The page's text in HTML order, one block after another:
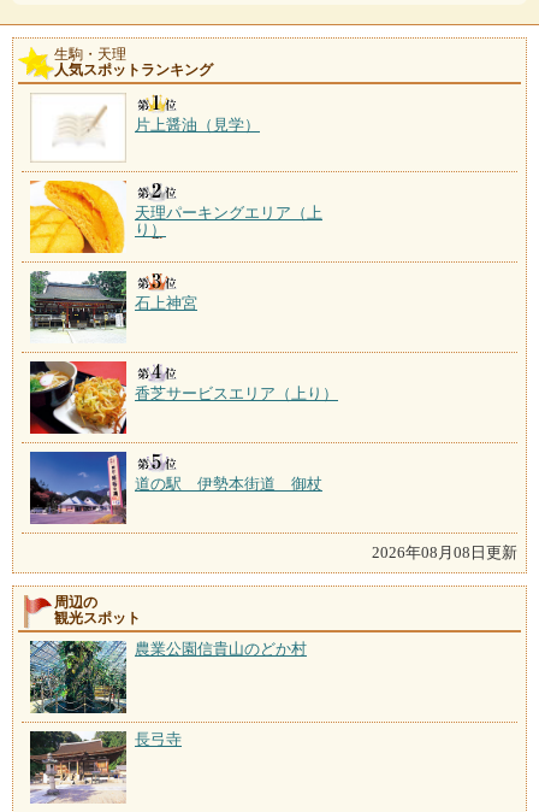
生駒・天理
人気スポットランキング
片上醤油（見学）
天理パーキングエリア（上
り）
石上神宮
香芝サービスエリア（上り）
道の駅 伊勢本街道 御杖
2026年08月08日更新
周辺の
観光スポット
農業公園信貴山のどか村
長弓寺